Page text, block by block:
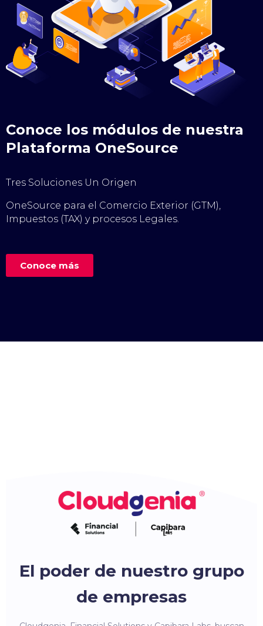
Conoce los módulos de nuestra
Plataforma OneSource
Tres Soluciones Un Origen
OneSource para el Comercio Exterior (GTM),
Impuestos (TAX) y procesos Legales.
Conoce más
El poder de nuestro grupo
de empresas